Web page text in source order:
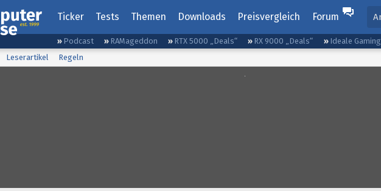
Ticker Tests Themen Downloads Preisvergleich Forum
Podcast RAMageddon RTX 5000 „Deals“ RX 9000 „Deals“ Ideale
Leserartikel Regeln